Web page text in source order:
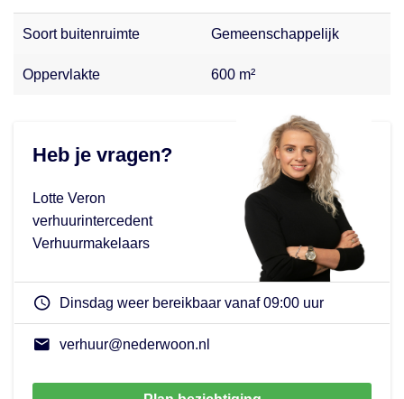
Soort buitenruimte Gemeenschappelijk
Oppervlakte 600 m²
Heb je vragen?
Lotte Veron
verhuurintercedent
Verhuurmakelaars
Dinsdag weer bereikbaar vanaf 09:00 uur
verhuur@nederwoon.nl